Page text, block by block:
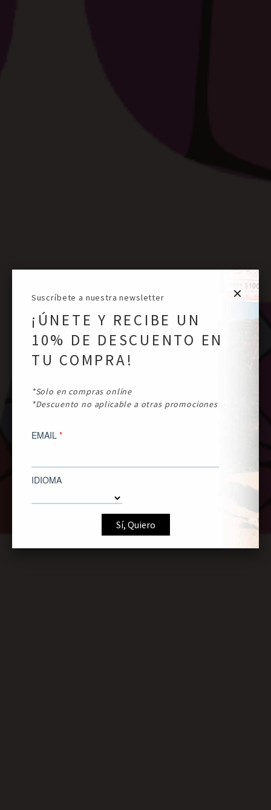
Suscríbete a nuestra newsletter
¡ÚNETE Y RECIBE UN
10% DE DESCUENTO EN
TU COMPRA!
*Solo en compras online
*Descuento no aplicable a otras promociones
EMAIL *
IDIOMA